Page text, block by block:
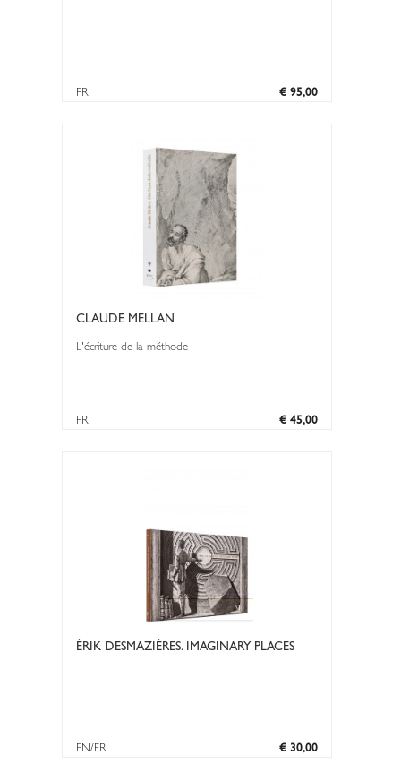
€ 95,00
FR
CLAUDE MELLAN
L'écriture de la méthode
€ 45,00
FR
ÉRIK DESMAZIÈRES. IMAGINARY PLACES
€ 30,00
EN/FR